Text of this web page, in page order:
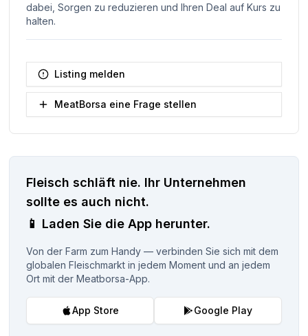
dabei, Sorgen zu reduzieren und Ihren Deal auf Kurs zu
halten.
Listing melden
MeatBorsa eine Frage stellen
Fleisch schläft nie. Ihr Unternehmen
sollte es auch nicht.
📱 Laden Sie die App herunter.
Von der Farm zum Handy — verbinden Sie sich mit dem
globalen Fleischmarkt in jedem Moment und an jedem
Ort mit der Meatborsa-App.
App Store Google Play